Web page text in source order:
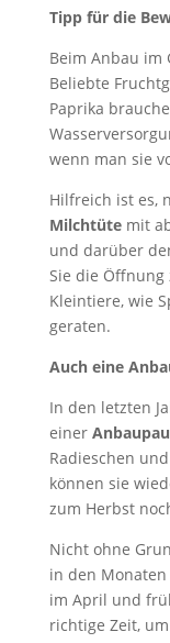
Tipp für die
Beim Anbau im
Beliebte
Paprika
wenn man sie
Hilfreich ist es,
Milchtütemit
und darüber
Sie die
Kleintiere, wie
geraten.
Auch eine
In den letzten
einer
Radieschen
können sie
zum Herbst
Nicht ohne
in den Monaten
im April und
richtige Zeit,